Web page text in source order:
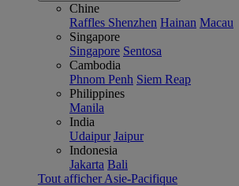
Chine
Raffles Shenzhen Hainan Macau
Singapore
Singapore Sentosa
Cambodia
Phnom Penh Siem Reap
Philippines
Manila
India
Udaipur Jaipur
Indonesia
Jakarta Bali
Tout afficher Asie-Pacifique